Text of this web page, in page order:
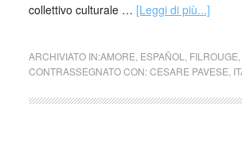
collettivo culturale … [Leggi di più...]
ARCHIVIATO IN:AMORE ESPAÑOL FILROUGE
CONTRASSEGNATO CON:CESARE PAVESE